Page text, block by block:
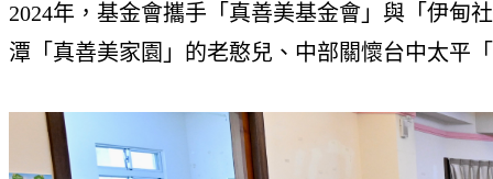
2024年，基金會攜手「真善美基金會」與「伊甸
潭「真善美家園」的老憨兒、中部關懷台中太平